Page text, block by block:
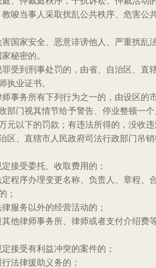
教唆当事人采取扰乱公共秩序、危害公
害国家安全、恶意诽谤他人、严重扰乱
秘密的。
受到刑事处罚的，由省、自治区、直
执业证书。
事务所有下列行为之一的，由设区的
部门视其情节给予警告、停业整顿一
元以下的罚款；有违法所得的，没收
区、直辖市人民政府司法行政部门吊
定接受委托、收取费用的；
定程序办理变更名称、负责人、章程、
；
律服务以外的经营活动的；
其他律师事务所、律师或者支付介绍费
定接受有利益冲突的案件的；
行法律援助义务的；